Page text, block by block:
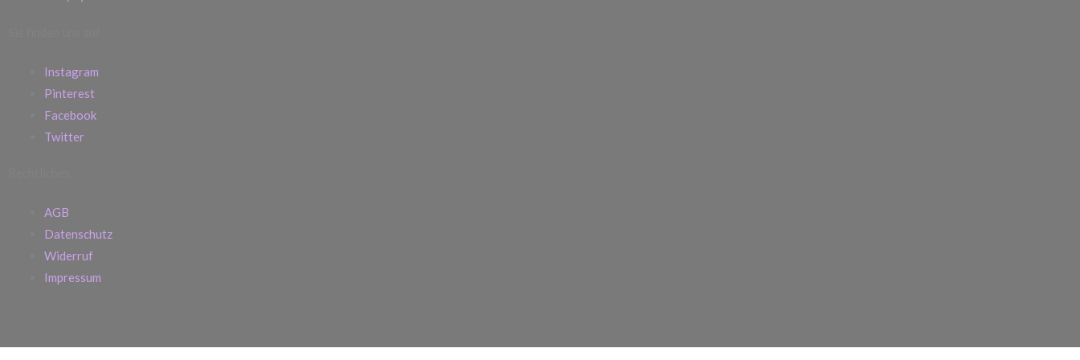
Instagram
Pinterest
Facebook
Twitter
AGB
Datenschutz
Widerruf
Impressum